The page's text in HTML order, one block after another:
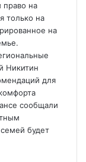
право на
только на
на
Никитин
для
сообщали
будет